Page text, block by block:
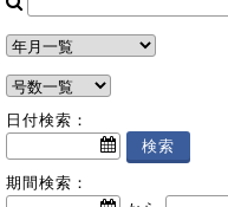
日付検索：
期間検索：